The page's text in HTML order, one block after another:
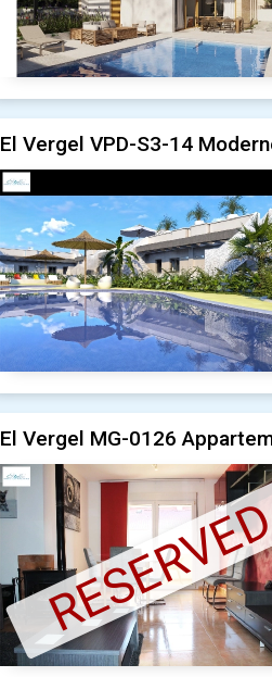
El Vergel VPD-S3-14
El Vergel MG-0126